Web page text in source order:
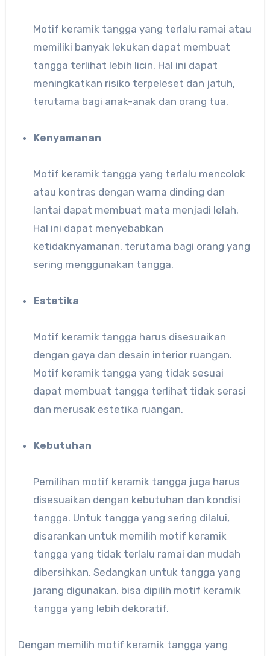
Motif keramik tangga yang terlalu ramai atau
memiliki banyak lekukan dapat membuat
tangga terlihat lebih licin. Hal ini dapat
meningkatkan risiko terpeleset dan jatuh,
terutama bagi anak-anak dan orang tua.
Kenyamanan
Motif keramik tangga yang terlalu mencolok
atau kontras dengan warna dinding dan
lantai dapat membuat mata menjadi lelah.
Hal ini dapat menyebabkan
ketidaknyamanan, terutama bagi orang yang
sering menggunakan tangga.
Estetika
Motif keramik tangga harus disesuaikan
dengan gaya dan desain interior ruangan.
Motif keramik tangga yang tidak sesuai
dapat membuat tangga terlihat tidak serasi
dan merusak estetika ruangan.
Kebutuhan
Pemilihan motif keramik tangga juga harus
disesuaikan dengan kebutuhan dan kondisi
tangga. Untuk tangga yang sering dilalui,
disarankan untuk memilih motif keramik
tangga yang tidak terlalu ramai dan mudah
dibersihkan. Sedangkan untuk tangga yang
jarang digunakan, bisa dipilih motif keramik
tangga yang lebih dekoratif.
Dengan memilih motif keramik tangga yang